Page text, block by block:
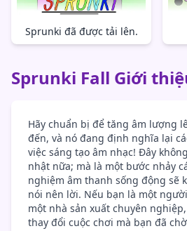
Sprunki đã được tải lên.
Sprunki Fall Giới
Hãy chuẩn bị để tăng âm lượng
đến, và nó đang định nghĩa lại
việc sáng tạo âm nhạc! Đây
nhật nữa; mà là một bước nhảy
nghiệm âm thanh sống động sẽ
nói nên lời. Nếu bạn là một
một nhà sản xuất chuyên
thay đổi cuộc chơi mà bạn đã